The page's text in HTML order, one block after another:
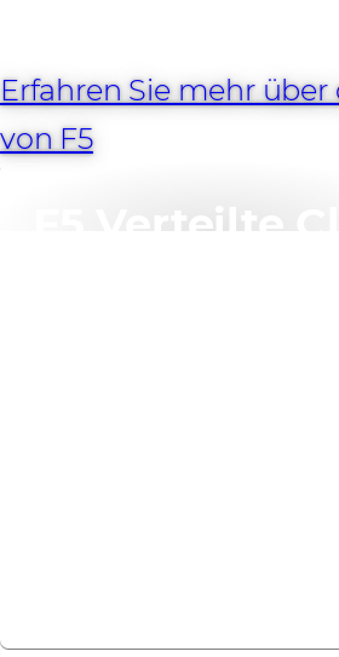
Erfahren Sie mehr
von F5
F5 Verteilte